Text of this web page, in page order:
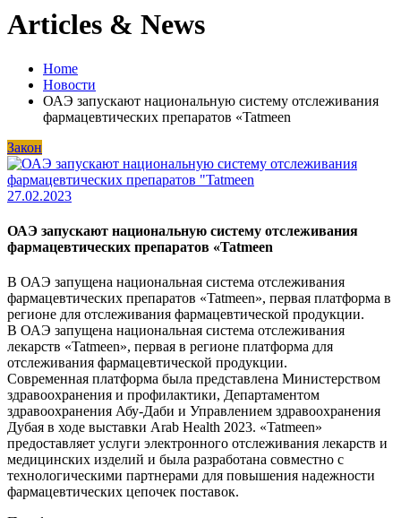
Articles & News
Home
Новости
ОАЭ запускают национальную систему отслеживания
фармацевтических препаратов «Tatmeen
Закон
27.02.2023
ОАЭ запускают национальную систему отслеживания
фармацевтических препаратов «Tatmeen
В ОАЭ запущена национальная система отслеживания
фармацевтических препаратов «Tatmeen», первая платформа в
регионе для отслеживания фармацевтической продукции.
В ОАЭ запущена национальная система отслеживания
лекарств «Tatmeen», первая в регионе платформа для
отслеживания фармацевтической продукции.
Современная платформа была представлена Министерством
здравоохранения и профилактики, Департаментом
здравоохранения Абу-Даби и Управлением здравоохранения
Дубая в ходе выставки Arab Health 2023. «Tatmeen»
предоставляет услуги электронного отслеживания лекарств и
медицинских изделий и была разработана совместно с
технологическими партнерами для повышения надежности
фармацевтических цепочек поставок.